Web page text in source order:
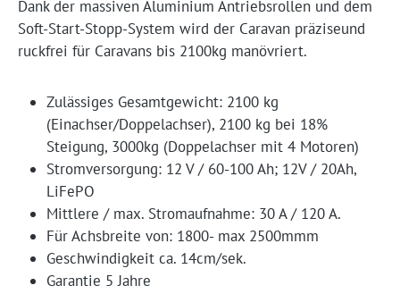
Dank der massiven Aluminium Antriebsrollen und dem
Soft-Start-Stopp-System wird der Caravan präziseund
ruckfrei für Caravans bis 2100kg manövriert.
Zulässiges Gesamtgewicht: 2100 kg
(Einachser/Doppelachser), 2100 kg bei 18%
Steigung, 3000kg (Doppelachser mit 4 Motoren)
Stromversorgung: 12 V / 60-100 Ah; 12V / 20Ah,
LiFePO
Mittlere / max. Stromaufnahme: 30 A / 120 A.
Für Achsbreite von: 1800- max 2500mmm
Geschwindigkeit ca. 14cm/sek.
Garantie 5 Jahre